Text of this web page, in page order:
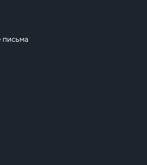
письма